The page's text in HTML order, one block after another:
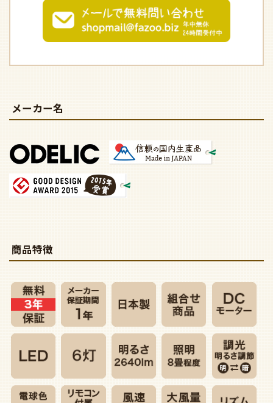
メーカー名
商品特徴